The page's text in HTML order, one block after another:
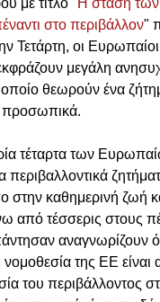
στο περιβάλλον"
Τετάρτη, οι Ευρωπαίοι
μεγάλη
οποίο θεωρούν ένα
προσωπικά.
τέταρτα των
περιβαλλοντικά
στην καθημερινή ζωή
από τέσσερις στους
αναγνωρίζουν
νομοθεσία της ΕΕ είναι
του περιβάλλοντος